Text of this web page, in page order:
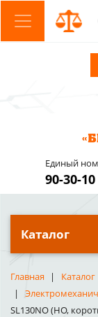
Единый
90-30-10
Каталог
Главная Каталог
SL130NO (НО,